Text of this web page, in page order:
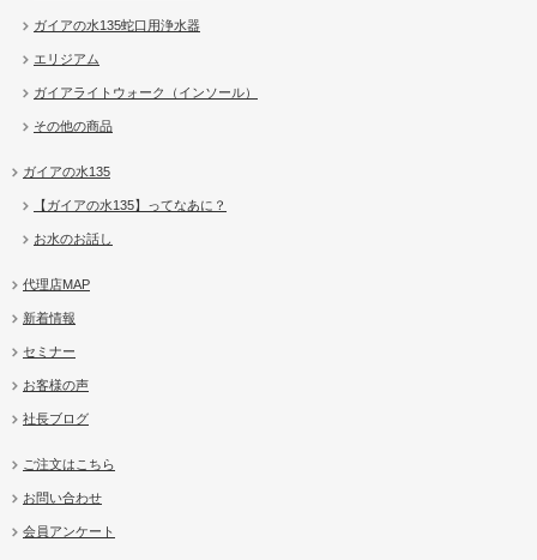
ガイアの水135蛇口用浄水器
エリジアム
ガイアライトウォーク（インソール）
その他の商品
ガイアの水135
【ガイアの水135】ってなあに？
お水のお話し
代理店MAP
新着情報
セミナー
お客様の声
社長ブログ
ご注文はこちら
お問い合わせ
会員アンケート